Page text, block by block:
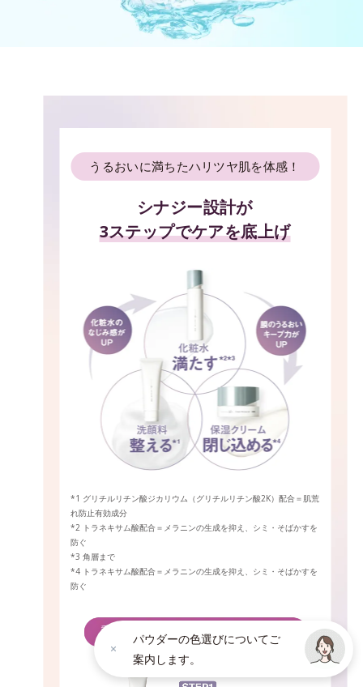
うるおいに満ちたハリツヤ肌を体感！
シナジー設計が
3ステップでケアを底上げ
*1 グリチルリチン酸ジカリウム（グリチルリチン酸2K）配合＝肌荒
れ防止有効成分
*2 トラネキサム酸配合＝メラニンの生成を抑え、シミ・そばかすを
防ぐ
*3 角層まで
*4 トラネキサム酸配合＝メラニンの生成を抑え、シミ・そばかすを
防ぐ
パウダーの色選びについてご
案内します。